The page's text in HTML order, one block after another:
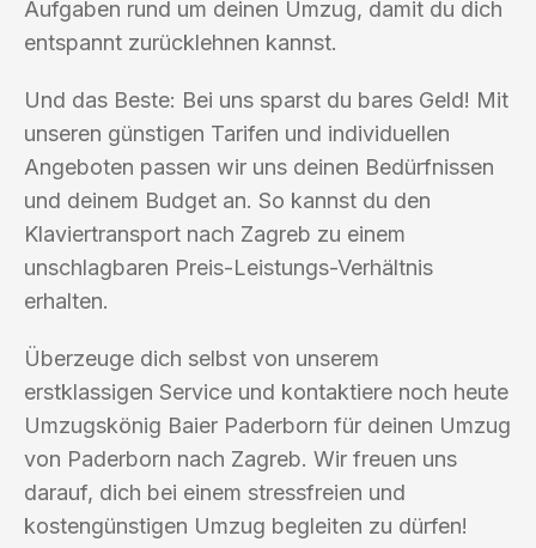
Aufgaben rund um deinen Umzug, damit du dich
entspannt zurücklehnen kannst.
Und das Beste: Bei uns sparst du bares Geld! Mit
unseren günstigen Tarifen und individuellen
Angeboten passen wir uns deinen Bedürfnissen
und deinem Budget an. So kannst du den
Klaviertransport nach Zagreb zu einem
unschlagbaren Preis-Leistungs-Verhältnis
erhalten.
Überzeuge dich selbst von unserem
erstklassigen Service und kontaktiere noch heute
Umzugskönig Baier Paderborn für deinen Umzug
von Paderborn nach Zagreb. Wir freuen uns
darauf, dich bei einem stressfreien und
kostengünstigen Umzug begleiten zu dürfen!